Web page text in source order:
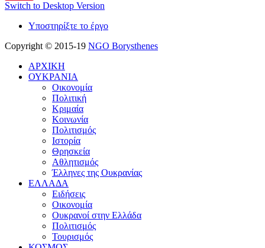
Switch to Desktop Version
Υποστηρίξτε το έργο
Copyright © 2015-19 NGO Borysthenes
ΑΡΧΙΚΗ
ΟΥΚΡΑΝΙΑ
Οικονομία
Πολιτική
Κριμαία
Κοινωνία
Πολιτισμός
Ιστορία
Θρησκεία
Αθλητισμός
Έλληνες της Ουκρανίας
ΕΛΛΑΔΑ
Ειδήσεις
Οικονομία
Ουκρανοί στην Ελλάδα
Πολιτισμός
Τουρισμός